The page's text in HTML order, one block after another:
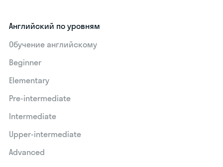
Английский по уровням
Обучение английскому
Beginner
Elementary
Pre-intermediate
Intermediate
Upper-intermediate
Advanced